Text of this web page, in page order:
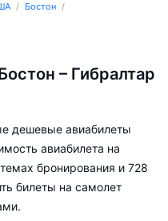
Бостон
– Гибралтар
дешевые авиабилеты
авиабилета на
бронирования и 728
билеты на самолет